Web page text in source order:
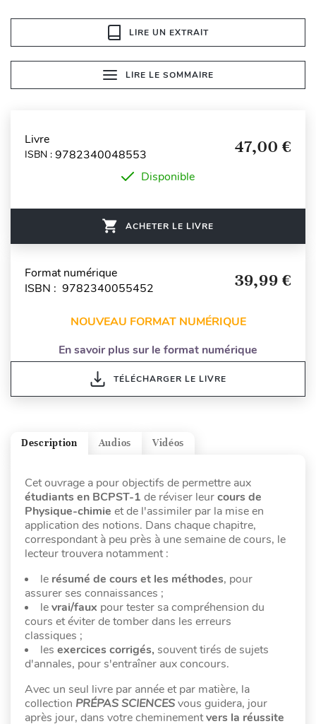
LIRE UN EXTRAIT
LIRE LE SOMMAIRE
Livre
ISBN : 9782340048553 47,00 €
Disponible
ACHETER LE LIVRE
Format numérique
ISBN : 9782340055452
39,99 €
NOUVEAU FORMAT NUMÉRIQUE
En savoir plus sur le format numérique
TÉLÉCHARGER LE LIVRE
Vidéos
Audios
Description
Cet ouvrage a pour objectifs de permettre aux
étudiants en BCPST-1 de réviser leurcours de
Physique-chimie et de l'assimiler par la mise en
application des notions. Dans chaque chapitre,
correspondant à peu près à une semaine de cours, le
lecteur trouvera notamment :
le résumé de cours et les méthodes, pour
assurer ses connaissances ;
levrai/faux pour tester sa compréhension du
cours et éviter de tomber dans les erreurs
classiques ;
les exercices corrigés, souvent tirés de sujets
d'annales, pour s'entraîner aux concours.
Avec un seul livre par année et par matière, la
collection PRÉPAS SCIENCESvous guidera, jour
après jour, dans votre cheminementvers la réussite